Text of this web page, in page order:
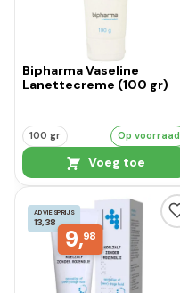
Bipharma Vaseline
Lanettecreme (100 gr)
100 gr Op voorraad
Voeg toe
ADVIESPRIJS
13,38
9,98